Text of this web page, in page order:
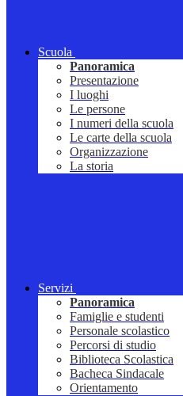
Scuola
Panoramica
Presentazione
I luoghi
Le persone
I numeri della scuola
Le carte della scuola
Organizzazione
La storia
Servizi
Panoramica
Famiglie e studenti
Personale scolastico
Percorsi di studio
Biblioteca Scolastica
Bacheca Sindacale
Orientamento